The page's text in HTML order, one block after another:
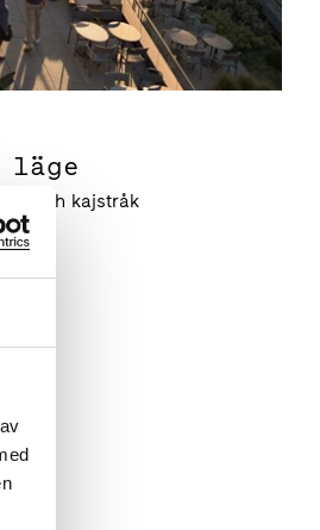
läge
och kajstråk